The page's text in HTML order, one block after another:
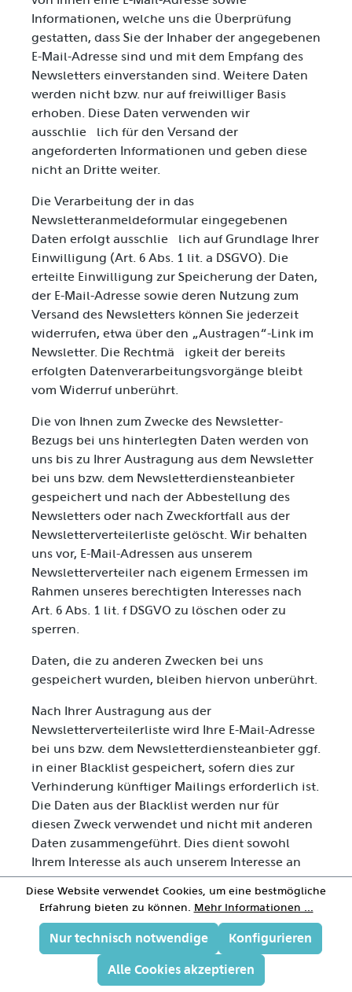
Informationen, welche uns die Überprüfung
gestatten, dass Sie der Inhaber der angegebenen
E-Mail-Adresse sind und mit dem Empfang des
Newsletters einverstanden sind. Weitere Daten
werden nicht bzw. nur auf freiwilliger Basis
erhoben. Diese Daten verwenden wir
ausschließlich für den Versand der
angeforderten Informationen und geben diese
nicht an Dritte weiter.
Die Verarbeitung der in das
Newsletteranmeldeformular eingegebenen
Daten erfolgt ausschließlich auf Grundlage Ihrer
Einwilligung (Art. 6 Abs. 1 lit. a DSGVO). Die
erteilte Einwilligung zur Speicherung der Daten,
der E-Mail-Adresse sowie deren Nutzung zum
Versand des Newsletters können Sie jederzeit
widerrufen, etwa über den „Austragen“-Link im
Newsletter. Die Rechtmäßigkeit der bereits
erfolgten Datenverarbeitungsvorgänge bleibt
vom Widerruf unberührt.
Die von Ihnen zum Zwecke des Newsletter-
Bezugs bei uns hinterlegten Daten werden von
uns bis zu Ihrer Austragung aus dem Newsletter
bei uns bzw. dem Newsletterdiensteanbieter
gespeichert und nach der Abbestellung des
Newsletters oder nach Zweckfortfall aus der
Newsletterverteilerliste gelöscht. Wir behalten
uns vor, E-Mail-Adressen aus unserem
Newsletterverteiler nach eigenem Ermessen im
Rahmen unseres berechtigten Interesses nach
Art. 6 Abs. 1 lit. f DSGVO zu löschen oder zu
sperren.
Daten, die zu anderen Zwecken bei uns
gespeichert wurden, bleiben hiervon unberührt.
Nach Ihrer Austragung aus der
Newsletterverteilerliste wird Ihre E-Mail-Adresse
bei uns bzw. dem Newsletterdiensteanbieter ggf.
in einer Blacklist gespeichert, sofern dies zur
Verhinderung künftiger Mailings erforderlich ist.
Die Daten aus der Blacklist werden nur für
diesen Zweck verwendet und nicht mit anderen
Daten zusammengeführt. Dies dient sowohl
Ihrem Interesse als auch unserem Interesse an
der Einhaltung der gesetzlichen Vorgaben beim
Versand von Newslettern (berechtigtes Interesse
Speicherung in der Blacklist ist zeitlich nicht
befristet.Sie können der Speicherung
widersprechen, sofern Ihre Interessen unser
Diese Website verwendet Cookies, um eine bestmögliche
Erfahrung bieten zu können. Mehr Informationen ...
Nur technisch notwendige Konfigurieren
Alle Cookies akzeptieren